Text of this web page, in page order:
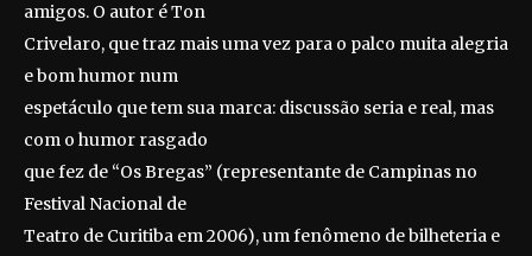
amigos. O autor é Ton
Crivelaro, que traz mais uma vez para o palco muita alegria
e bom humor num
espetáculo que tem sua marca: discussão seria e real, mas
com o humor rasgado
que fez de “Os Bregas” (representante de Campinas no
Festival Nacional de
Teatro de Curitiba em 2006), um fenômeno de bilheteria e